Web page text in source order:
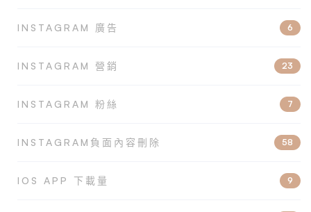
INSTAGRAM 廣告 6
INSTAGRAM 營銷 23
INSTAGRAM 粉絲 7
INSTAGRAM負面內容刪除 58
IOS APP 下載量 9